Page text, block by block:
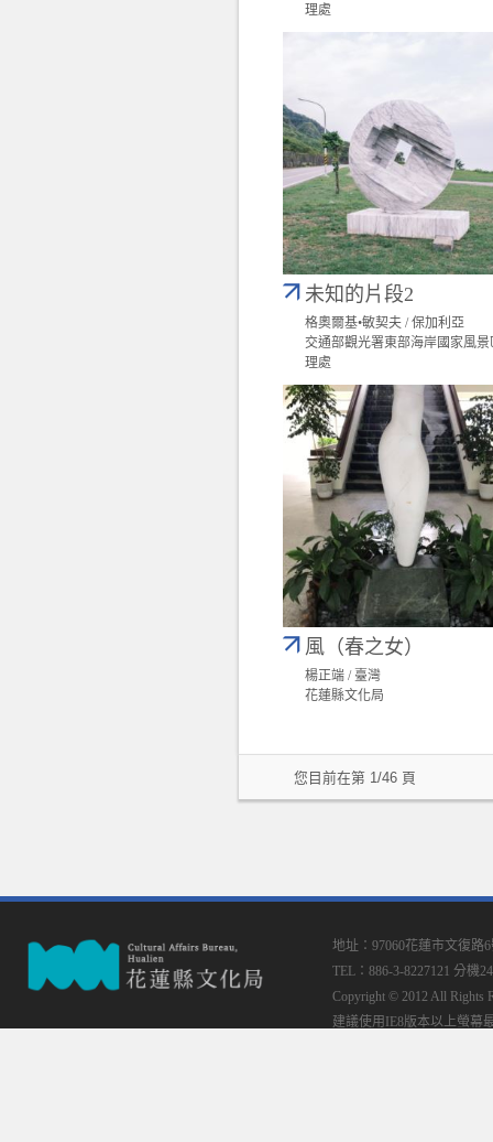
理處
未知的片段2
格奧爾基•敏契夫 / 保加利亞
交通部觀光署東部海岸國家風景
理處
風（春之女）
楊正端 / 臺灣
花蓮縣文化局
您目前在第 1/46 頁
地址：97060花蓮市文復路
TEL：886-3-8227121 分機
Copyright © 2012 All Rights
建議使用IE8版本以上螢幕